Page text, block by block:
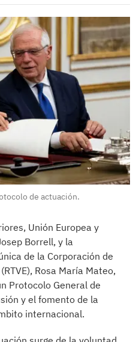
de actuación.
Unión Europea y
Borrell, y la
de la Corporación de
Rosa María Mateo,
Protocolo General de
y el fomento de la
internacional.